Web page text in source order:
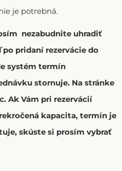
je potrebná.
nezabudnite uhradiť
pridaní rezervácie do
systém termín
stornuje. Na stránke
Ak Vám pri rezervácií
kapacita, termín je
skúste si prosím vybrať